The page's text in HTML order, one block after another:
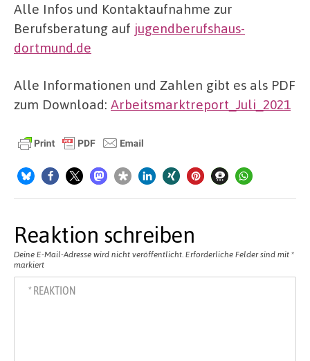
Alle Infos und Kontaktaufnahme zur
Berufsberatung auf jugendberufshaus-
dortmund.de
Alle Informationen und Zahlen gibt es als PDF
zum Download: Arbeitsmarktreport_Juli_2021
Reaktion schreiben
Deine E-Mail-Adresse wird nicht veröffentlicht. Erforderliche Felder sind mit *
markiert